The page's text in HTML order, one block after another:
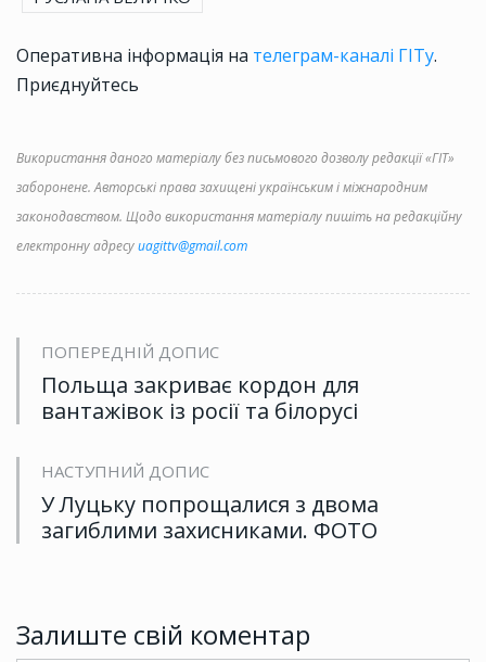
Оперативна інформація на телеграм-каналі ГІТу.
Приєднуйтесь
Використання даного матеріалу без письмового дозволу редакції «ГІТ»
заборонене. Авторські права захищені українським і міжнародним
законодавством. Щодо використання матеріалу пишіть на редакційну
електронну адресуuagittv@gmail.com
ПОПЕРЕДНІЙ ДОПИС
Польща закриває кордон для
вантажівок із росії та білорусі
НАСТУПНИЙ ДОПИС
У Луцьку попрощалися з двома
загиблими захисниками. ФОТО
Залиште свій коментар